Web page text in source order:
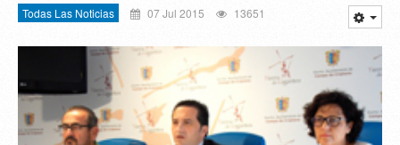
Todas Las Noticias 07 Jul 2015 13651